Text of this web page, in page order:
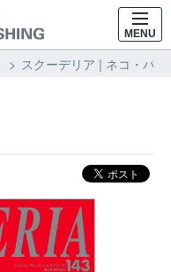
MENU
スクーデリア | ネコ・パ